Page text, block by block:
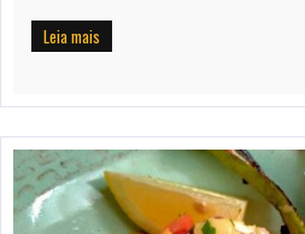
Leia mais